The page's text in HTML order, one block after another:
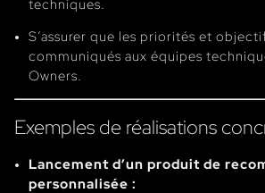
techniques.
S’assurer que les priorités et
communiqués aux équipes
Owners.
Exemples de réalisations
Lancement d’un produit de
personnalisée :